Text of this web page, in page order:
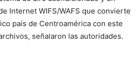
Internet WIFS/WAFS que convierte
país de Centroamérica con este
señalaron las autoridades.